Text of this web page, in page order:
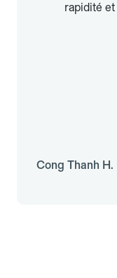
rapidité
Cong Thanh H.